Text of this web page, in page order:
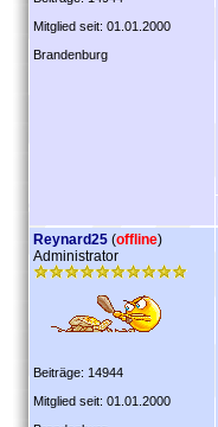
Mitglied seit: 01.01.2000
Brandenburg
Reynard25 (offline)
Administrator
Beiträge: 14944
Mitglied seit: 01.01.2000